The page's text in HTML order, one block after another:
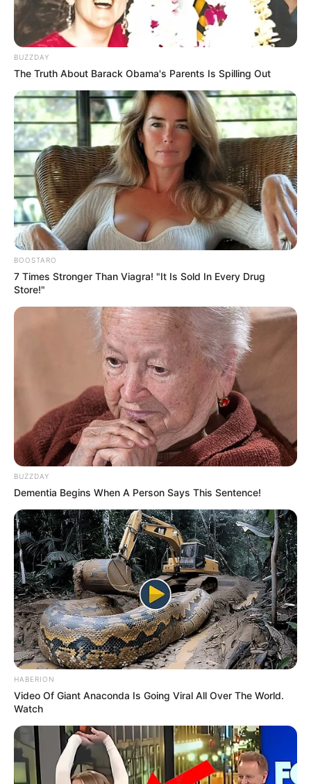
Arrivée Quinté PMU du PRIX DE LA
CHARTREUSE
9 – 1 – 10 – 6 – 8
Meilleur pronostic Quinté du Jour
Aisne Nouvelle: 6 – 8 – 1 – 10 – 9 – 7 – 11 – 2
100% Quinté le Direct Course de
Analyse et Pronostic détaillés du Tiercé Quarté
Quinté par Stéphane Davy de CanalTurf.
x
L’accès au site est 100% gratuit, on vous sollicite s.v.p
pour nous soutenir avec un petit clic sur un des
boutons, merci à vous.
UTILE PAS
BUZZDAY
The Truth About Barack Obama's Parents Is Spilling Out
BOOSTARO
7 Times Stronger Than Viagra! "It Is Sold In Every Drug
Store!"
BUZZDAY
Dementia Begins When A Person Says This Sentence!
HABERION
Video Of Giant Anaconda Is Going Viral All Over The World.
Watch